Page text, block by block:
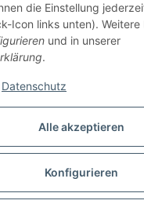
die Einstellung
Icon links unten). Weitere
und in unserer
.
Datenschutz
Alle akzeptieren
Konfigurieren